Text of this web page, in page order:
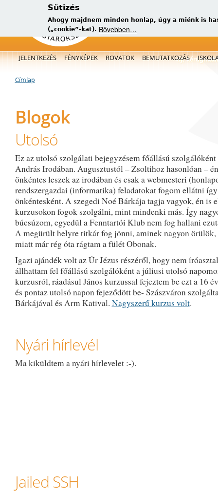
Sütizés
Ahogy majdnem minden honlap, úgy a miénk is
(„cookie”-kat). Bővebben…
új,
Főmenü
JELENTKEZÉS FÉNYKÉPEK ROVATOK BEMUTATKOZÁS
Jelenlegi hely
Címlap
Blogok
Utolsó
Ez az utolsó szolgálati bejegyzésem főállású szolgálóként
András Irodában. Augusztustól – Zsoltihoz hasonlóan –
önkéntes leszek az irodában és csak a webmesteri
rendszergazdai (informatika) feladatokat fogom ellátni így
önkéntesként. A szegedi Noé Bárkája tagja vagyok, én is
kurzusokon fogok szolgálni, mint mindenki más. Így
búcsúzom, egyedül a Fenntartói Klub nem fog hallani
A megürült helyre titkár fog jönni, aminek nagyon örülök,
miatt már rég óta rágtam a fülét Obonak.
Igazi ajándék volt az Úr Jézus részéről, hogy nem
állhattam fel főállású szolgálóként a júliusi utolsó
kurzusról, ráadásul János kurzussal fejeztem be ezt a 16
és pontaz utolsó napon fejeződött be- Szászváron
Bárkájával és Arm Katival. Nagyszerű kurzus volt.
Nyári hírlevél
Ma kiküldtem a nyári hírlevelet :-).
Jailed SSH